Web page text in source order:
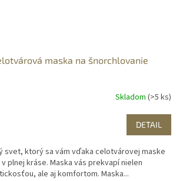
maska na šnorchlovanie
Skladom (>5 ks)
DETAIL
svet, ktorý sa vám vďaka celotvárovej maske
plnej kráse. Maska vás prekvapí nielen
ale aj komfortom. Maska...